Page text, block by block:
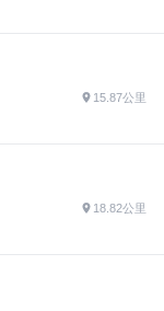
15.87公里
18.82公里